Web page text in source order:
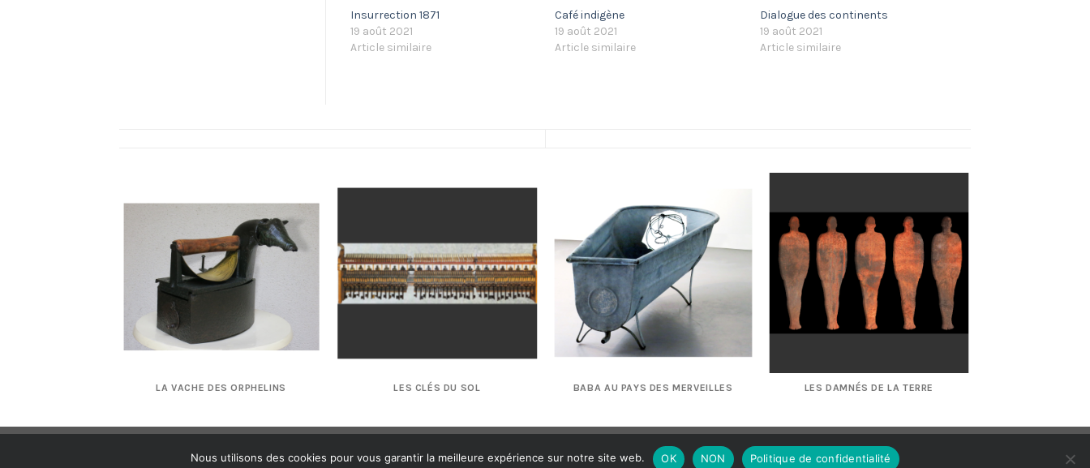
Insurrection 1871
19 août 2021
Article similaire
Café indigène
19 août 2021
Article similaire
Dialogue des continents
19 août 2021
Article similaire
LA VACHE DES ORPHELINS LES CLÉS DU SOL BABA AU PAYS DES MERVEILLES LES DAMNÉS DE LA TERRE
Copyright 2026 ©Made with by Mak3 Me Studio
Nous utilisons des cookies pour vous garantir la meilleure expérience sur notre site web. OK NON Politique de confidentialité